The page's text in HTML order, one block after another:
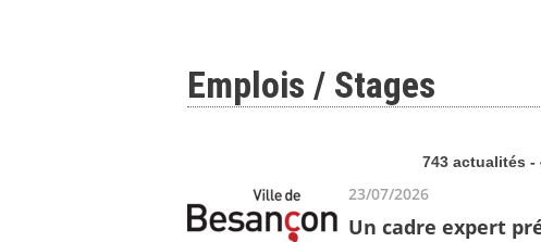
Emplois / Stages
743 actualités -
23/07/2026
Un cadre expert